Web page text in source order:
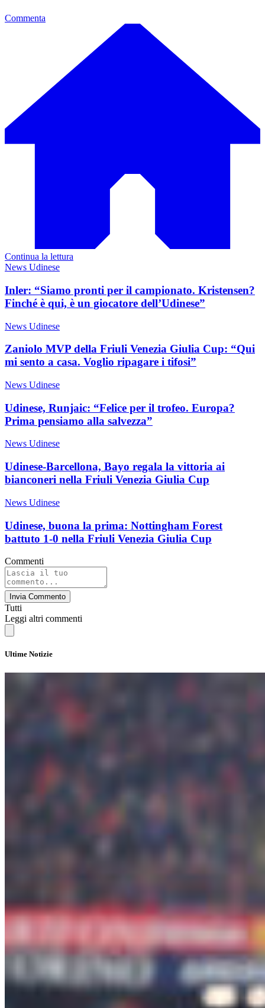
Commenta
Continua la lettura
News Udinese
Inler: “Siamo pronti per il campionato. Kristensen?
Finché è qui, è un giocatore dell’Udinese”
News Udinese
Zaniolo MVP della Friuli Venezia Giulia Cup: “Qui
mi sento a casa. Voglio ripagare i tifosi”
News Udinese
Udinese, Runjaic: “Felice per il trofeo. Europa?
Prima pensiamo alla salvezza”
News Udinese
Udinese-Barcellona, Bayo regala la vittoria ai
bianconeri nella Friuli Venezia Giulia Cup
News Udinese
Udinese, buona la prima: Nottingham Forest
battuto 1-0 nella Friuli Venezia Giulia Cup
Commenti
Invia Commento
Tutti
Leggi altri commenti
Ultime Notizie